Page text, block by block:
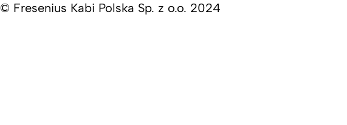
© Fresenius Kabi Polska Sp. z o.o. 2024